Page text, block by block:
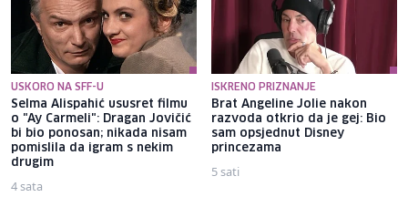
USKORO NA SFF-U
Selma Alispahić ususret filmu
o "Ay Carmeli": Dragan Jovičić
bi bio ponosan; nikada nisam
pomislila da igram s nekim
drugim
4 sata
ISKRENO PRIZNANJE
Brat Angeline Jolie nakon
razvoda otkrio da je gej: Bio
sam opsjednut Disney
princezama
5 sati